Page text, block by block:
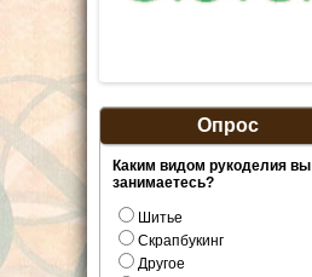
Опрос
Каким видом рукоделия вы
занимаетесь?
Шитье
Скрапбукинг
Другое